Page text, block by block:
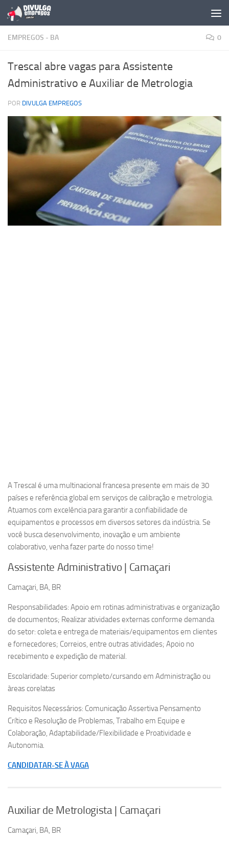
Skip to content
EMPREGOS - BA 0
Trescal abre vagas para Assistente
Administrativo e Auxiliar de Metrologia
POR DIVULGA EMPREGOS
A Trescal é uma multinacional francesa presente em mais de 30
países e referência global em serviços de calibração e metrologia.
Atuamos com excelência para garantir a confiabilidade de
equipamentos e processos em diversos setores da indústria. Se
você busca desenvolvimento, inovação e um ambiente
colaborativo, venha fazer parte do nosso time!
Assistente Administrativo | Camaçari
Camaçari, BA, BR
Responsabilidades: Apoio em rotinas administrativas e organização
de documentos; Realizar atividades externas conforme demanda
do setor: coleta e entrega de materiais/equipamentos em clientes
e fornecedores; Correios, entre outras atividades; Apoio no
recebimento e expedição de material.
Escolaridade: Superior completo/cursando em Administração ou
àreas corelatas
Requisitos Necessários: Comunicação Assertiva Pensamento
Crítico e Resolução de Problemas, Trabalho em Equipe e
Colaboração, Adaptabilidade/Flexibilidade e Proatividade e
Autonomia.
CANDIDATAR-SE À VAGA
Auxiliar de Metrologista | Camaçari
Camaçari, BA, BR